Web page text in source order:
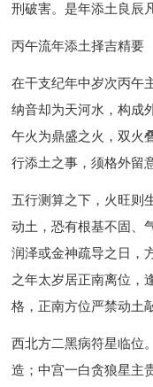
刑破害。是年添土良辰
丙午流年添土择吉精要
在干支纪年中岁次丙午
纳音却为天河水，构成
午火为鼎盛之火，双火
行添土之事，须格外留
五行测算之下，火旺则
动土，恐有根基不固、
润泽或金神疏导之日，
之年太岁居正南离位，
格，正南方位严禁动土
西北方二黑病符星临位
造；中宫一白贪狼星主